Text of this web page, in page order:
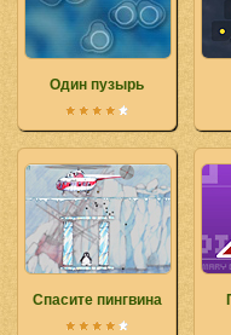
Один пузырь
Спасите пингвина